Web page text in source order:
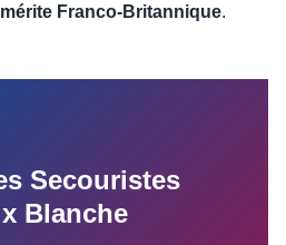
Franco-Britannique.
Secouristes
Blanche